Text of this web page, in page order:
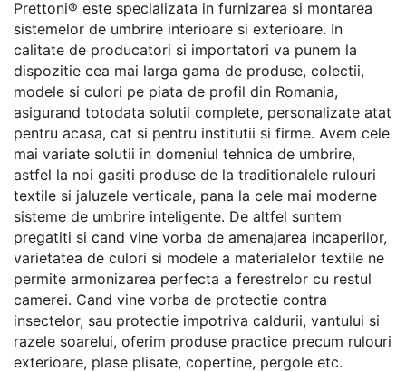
Prettoni® este specializata in furnizarea si montarea
sistemelor de umbrire interioare si exterioare. In
calitate de producatori si importatori va punem la
dispozitie cea mai larga gama de produse, colectii,
modele si culori pe piata de profil din Romania,
asigurand totodata solutii complete, personalizate atat
pentru acasa, cat si pentru institutii si firme. Avem cele
mai variate solutii in domeniul tehnica de umbrire,
astfel la noi gasiti produse de la traditionalele rulouri
textile si jaluzele verticale, pana la cele mai moderne
sisteme de umbrire inteligente. De altfel suntem
pregatiti si cand vine vorba de amenajarea incaperilor,
varietatea de culori si modele a materialelor textile ne
permite armonizarea perfecta a ferestrelor cu restul
camerei. Cand vine vorba de protectie contra
insectelor, sau protectie impotriva caldurii, vantului si
razele soarelui, oferim produse practice precum rulouri
exterioare, plase plisate, copertine, pergole etc.